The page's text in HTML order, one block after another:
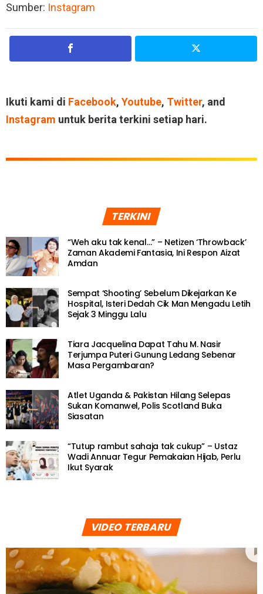
Sumber: Instagram
Ikuti kami di Facebook, Youtube, Twitter, and
Instagram untuk berita terkini setiap hari.
TERKINI
“Weh aku tak kenal…” – Netizen ‘Throwback’
Zaman Akademi Fantasia, Ini Respon Aizat
Amdan
Sempat ‘Shooting’ Sebelum Dikejarkan Ke
Hospital, Isteri Dedah Cik Man Mengadu Letih
Sejak 3 Minggu Lalu
Tiara Jacquelina Dapat Tahu M. Nasir
Terjumpa Puteri Gunung Ledang Sebenar
Masa Pergambaran?
Atlet Uganda & Pakistan Hilang Selepas
Sukan Komanwel, Polis Scotland Buka
Siasatan
“Tutup rambut sahaja tak cukup” – Ustaz
Wadi Annuar Tegur Pemakaian Hijab, Perlu
Ikut Syarak
VIDEO TERBARU